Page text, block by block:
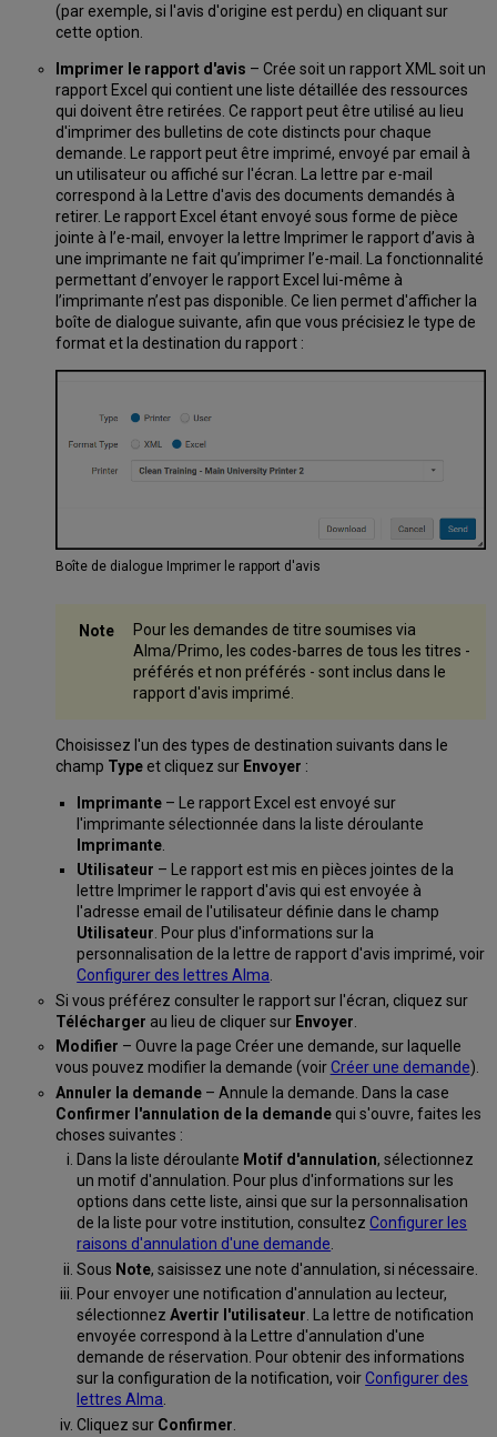
(par exemple, si l'avis d'origine est perdu) en cliquant sur
cette option.
Imprimer le rapport d'avis – Crée soit un rapport XML soit un
rapport Excel qui contient une liste détaillée des ressources
qui doivent être retirées. Ce rapport peut être utilisé au lieu
d'imprimer des bulletins de cote distincts pour chaque
demande. Le rapport peut être imprimé, envoyé par email à
un utilisateur ou affiché sur l'écran. La lettre par e-mail
correspond à la Lettre d'avis des documents demandés à
retirer. Le rapport Excel étant envoyé sous forme de pièce
jointe à l’e-mail, envoyer la lettre Imprimer le rapport d’avis à
une imprimante ne fait qu’imprimer l’e-mail. La fonctionnalité
permettant d’envoyer le rapport Excel lui-même à
l’imprimante n’est pas disponible. Ce lien permet d'afficher la
boîte de dialogue suivante, afin que vous précisiez le type de
format et la destination du rapport :
Boîte de dialogue Imprimer le rapport d'avis
Pour les demandes de titre soumises via
Alma/Primo, les codes-barres de tous les titres -
préférés et non préférés - sont inclus dans le
rapport d'avis imprimé.
Choisissez l'un des types de destination suivants dans le
champ Typeet cliquez sur Envoyer :
Imprimante – Le rapport Excel est envoyé sur
l'imprimante sélectionnée dans la liste déroulante
Imprimante
Utilisateur – Le rapport est mis en pièces jointes de la
lettre Imprimer le rapport d'avis qui est envoyée à
l'adresse email de l'utilisateur définie dans le champ
Utilisateur. Pour plus d'informations sur la
personnalisation de la lettre de rapport d'avis imprimé, voir
Configurer des lettres Alma.
Si vous préférez consulter le rapport sur l'écran, cliquez sur
Télécharger au lieu de cliquer sur Envoyer
Modifier – Ouvre la page Créer une demande, sur laquelle
vous pouvez modifier la demande (voirCréer une demande).
Annuler la demande– Annule la demande. Dans la case
Confirmer l'annulation de la demande qui s'ouvre, faites les
choses suivantes :
Dans la liste déroulante Motif d'annulation, sélectionnez
un motif d'annulation. Pour plus d'informations sur les
options dans cette liste, ainsi que sur la personnalisation
de la liste pour votre institution, consultezConfigurer les
raisons d'annulation d'une demande.
Sous Note, saisissez une note d'annulation, si nécessaire.
Pour envoyer une notification d'annulation au lecteur,
sélectionnezAvertir l'utilisateur. La lettre de notification
envoyée correspond à la Lettre d'annulation d'une
demande de réservation. Pour obtenir des informations
sur la configuration de la notification, voirConfigurer des
lettres Alma.
Cliquez sur Confirmer